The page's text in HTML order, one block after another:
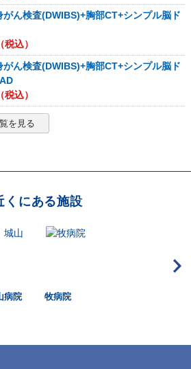
がん検査(DWIBS)+胸部CT+シンプル脳ド
税込）
がん検査(DWIBS)+胸部CT+シンプル脳ド
税込）
を見る
くにある施設
病院 牧病院